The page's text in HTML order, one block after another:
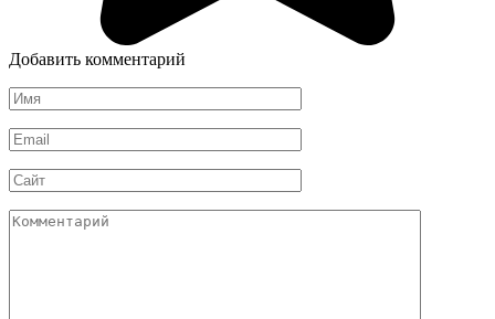
Добавить комментарий
Имя
*
Email
*
Сайт
Комментарий